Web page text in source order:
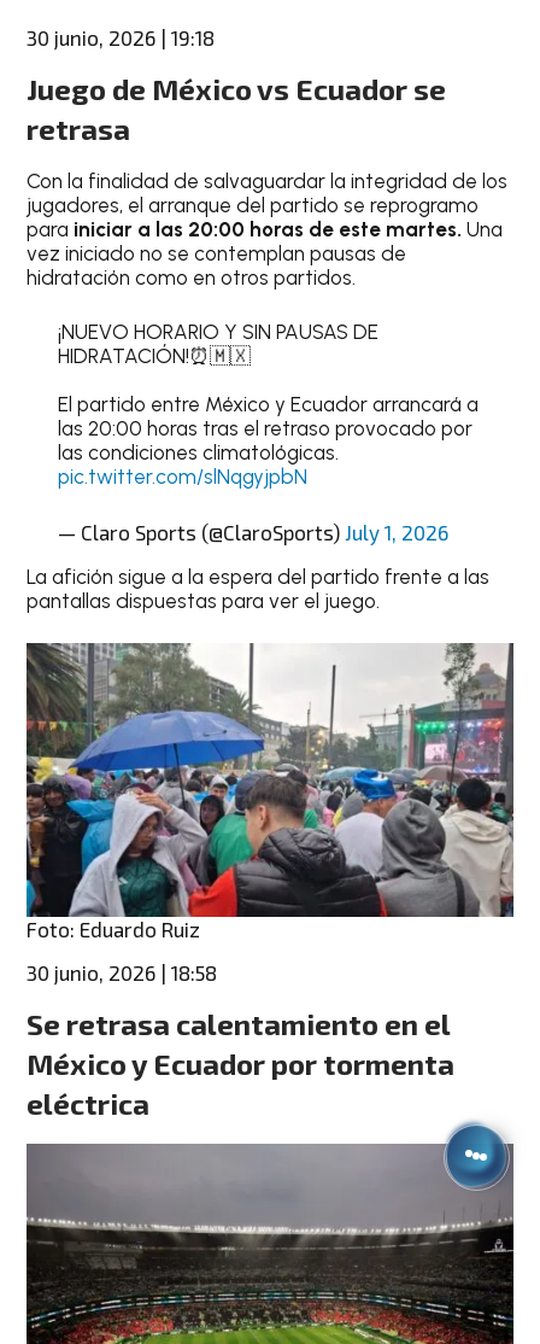
30 junio, 2026 | 19:18
Juego de México vs Ecuador se
retrasa
Con la finalidad de salvaguardar la integridad de los
jugadores, el arranque del partido se reprogramo
para iniciar a las 20:00 horas de este martes. Una
vez iniciado no se contemplan pausas de
hidratación como en otros partidos.
¡NUEVO HORARIO Y SIN PAUSAS DE
HIDRATACIÓN!⏰🇲🇽
El partido entre México y Ecuador arrancará a
las 20:00 horas tras el retraso provocado por
las condiciones climatológicas.
pic.twitter.com/slNqgyjpbN
— Claro Sports (@ClaroSports) July 1, 2026
La afición sigue a la espera del partido frente a las
pantallas dispuestas para ver el juego.
Foto: Eduardo Ruiz
30 junio, 2026 | 18:58
Se retrasa calentamiento en el
México y Ecuador por tormenta
eléctrica